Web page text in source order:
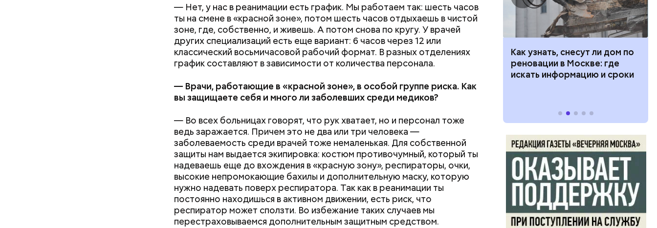
— Нет, у нас в реанимации есть график. Мы работаем так: шесть часов
ты на смене в «красной зоне», потом шесть часов отдыхаешь в чистой
зоне, где, собственно, и живешь. А потом снова по кругу. У врачей
других специализаций есть еще вариант: 6 часов через 12 или
классический восьмичасовой рабочий формат. В разных отделениях
график составляют в зависимости от количества персонала.
— Врачи, работающие в «красной зоне», в особой группе риска. Как
вы защищаете себя и много ли заболевших среди медиков?
— Во всех больницах говорят, что рук хватает, но и персонал тоже
ведь заражается. Причем это не два или три человека —
заболеваемость среди врачей тоже немаленькая. Для собственной
защиты нам выдается экипировка: костюм противочумный, который ты
надеваешь еще до вхождения в «красную зону», респираторы, очки,
высокие непромокающие бахилы и дополнительную маску, которую
нужно надевать поверх респиратора. Так как в реанимации ты
постоянно находишься в активном движении, есть риск, что
респиратор может сползти. Во избежание таких случаев мы
перестраховываемся дополнительным защитным средством.
Святитель Николай дожил до глубокой старости и скончался в
середине IV века. По церковному преданию, мощи святого
исцелилось множество людей. В 1087 году мощи Николая Угодника
были перенесены в итальянский город Бар (Бари), где находятся и
Как поменять батареи дома и
не получить штраф
Как получить до 100 тысяч
рублей от государства при
претендовать и какие нужны
документы
Как узнать, снесут ли дом по
реновации в Москве: где
искать информацию и сроки